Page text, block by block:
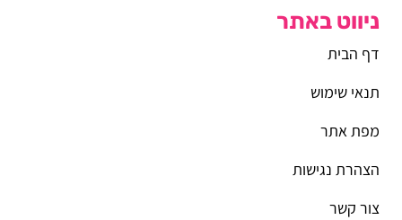
ניווט באתר
דף הבית
תנאי שימוש
מפת אתר
הצהרת נגישות
צור קשר